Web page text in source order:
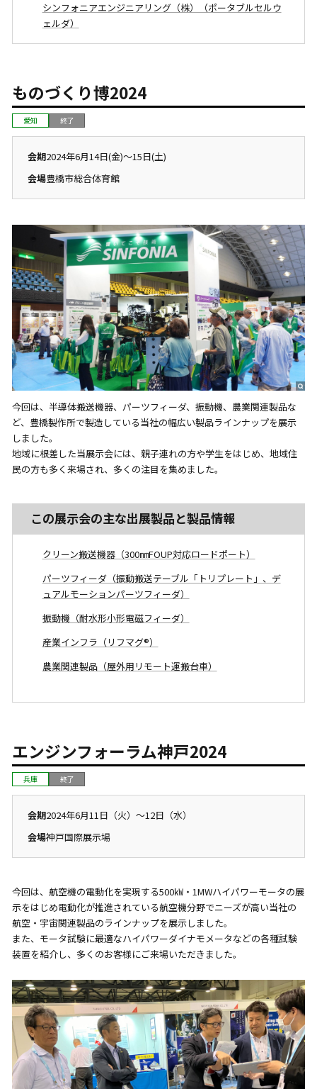
シンフォニアエンジニアリング（株）（ポータブルセルウ
ェルダ）
ものづくり博2024
愛知 終了
会期2024年6月14日(金)～15日(土)
会場豊橋市総合体育館
今回は、半導体搬送機器、パーツフィーダ、振動機、農業関連製品な
ど、豊橋製作所で製造している当社の幅広い製品ラインナップを展示
しました。
地域に根差した当展示会には、親子連れの方や学生をはじめ、地域住
民の方も多く来場され、多くの注目を集めました。
この展示会の主な出展製品と製品情報
クリーン搬送機器（300㎜FOUP対応ロードポート）
パーツフィーダ（振動搬送テーブル「トリプレート」、デ
ュアルモーションパーツフィーダ）
振動機（耐水形小形電磁フィーダ）
産業インフラ（リフマグ®）
農業関連製品（屋外用リモート運搬台車）
エンジンフォーラム神戸2024
兵庫 終了
会期2024年6月11日（火）～12日（水）
会場神戸国際展示場
今回は、航空機の電動化を実現する500㎾・1MWハイパワーモータの展
示をはじめ電動化が推進されている航空機分野でニーズが高い当社の
航空・宇宙関連製品のラインナップを展示しました。
また、モータ試験に最適なハイパワーダイナモメータなどの各種試験
装置を紹介し、多くのお客様にご来場いただきました。